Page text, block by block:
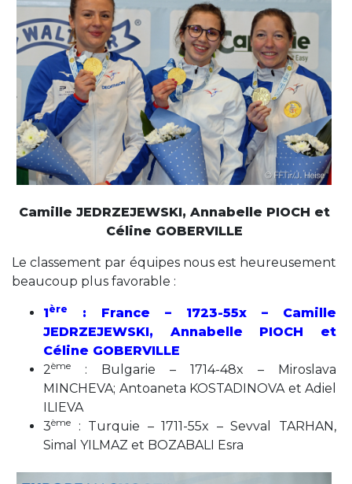
Camille JEDRZEJEWSKI, Annabelle PIOCH et
Céline GOBERVILLE
Le classement par équipes nous est heureusement
beaucoup plus favorable :
1ère
: France – 1723-55x – Camille
JEDRZEJEWSKI, Annabelle PIOCH et
Céline GOBERVILLE
2ème
: Bulgarie – 1714-48x – Miroslava
MINCHEVA; Antoaneta KOSTADINOVA et Adiel
ILIEVA
3ème
: Turquie – 1711-55x – Sevval TARHAN,
Simal YILMAZ et BOZABALI Esra